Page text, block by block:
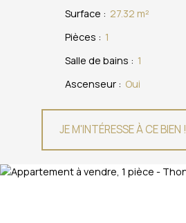
Surface : 27.32 m²
Pièces : 1
Salle de bains : 1
Ascenseur : Oui
JE M'INTÉRESSE À CE BIEN !